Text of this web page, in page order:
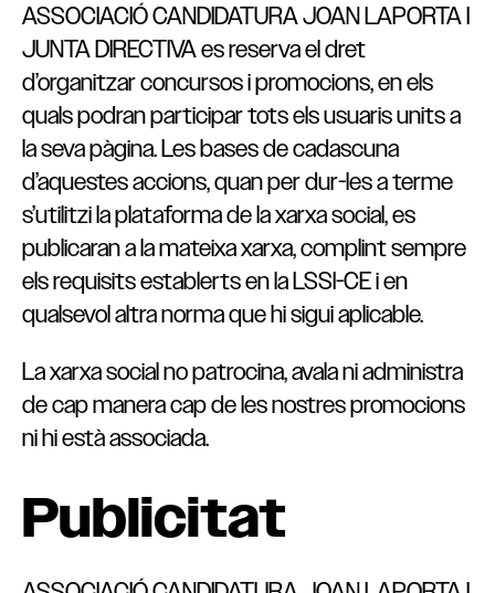
ASSOCIACIÓ CANDIDATURA JOAN LAPORTA I
JUNTA DIRECTIVA es reserva el dret
d’organitzar concursos i promocions, en els
quals podran participar tots els usuaris units a
la seva pàgina. Les bases de cadascuna
d’aquestes accions, quan per dur-les a terme
s’utilitzi la plataforma de la xarxa social, es
publicaran a la mateixa xarxa, complint sempre
els requisits establerts en la LSSI-CE i en
qualsevol altra norma que hi sigui aplicable.
La xarxa social no patrocina, avala ni administra
de cap manera cap de les nostres promocions
ni hi està associada.
Publicitat